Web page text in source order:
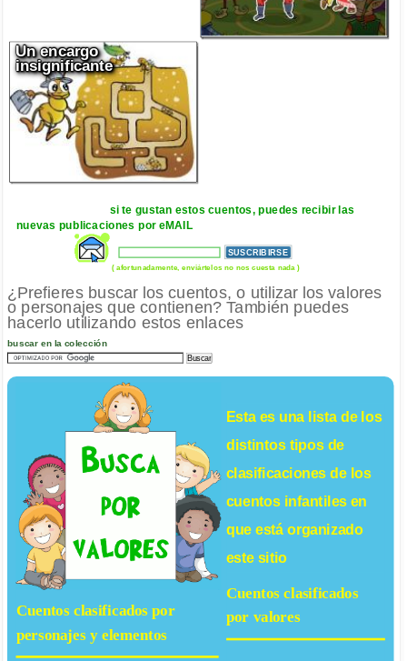
Un encargo
insignificante
si te gustan estos cuentos, puedes recibir las
nuevas publicaciones por eMAIL
( afortunadamente, enviártelos no nos cuesta nada )
¿Prefieres buscar los cuentos, o utilizar los valores
o personajes que contienen? También puedes
hacerlo utilizando estos enlaces
buscar en la colección
Esta es una lista de los
distintos tipos de
clasificaciones de los
cuentos infantilesen
que está organizado
este sitio
Cuentos clasificados
por valores
Cuentos clasificados por
personajes y elementos